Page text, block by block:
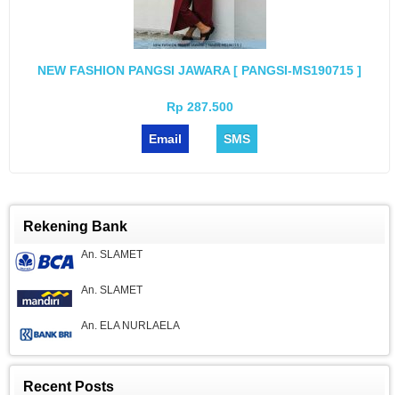
NEW FASHION PANGSI JAWARA [ PANGSI-MS190715 ]
Rp 287.500
Email SMS
Rekening Bank
An. SLAMET
An. SLAMET
An. ELA NURLAELA
Recent Posts